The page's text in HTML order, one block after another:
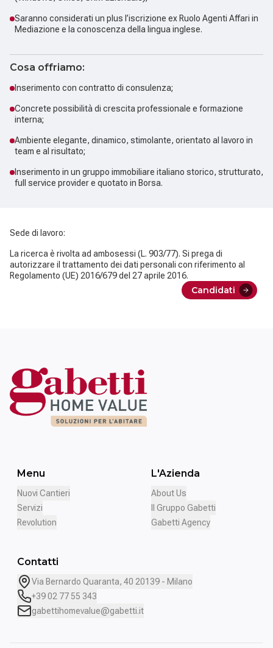
Saranno considerati un plus l’iscrizione ex Ruolo Agenti Affari in
Mediazione e la conoscenza della lingua inglese.
Cosa offriamo:
Inserimento con contratto di consulenza;
Concrete possibilità di crescita professionale e formazione
interna;
Ambiente elegante, dinamico, stimolante, orientato al lavoro in
team e al risultato;
Inserimento in un gruppo immobiliare italiano storico, strutturato,
full service provider e quotato in Borsa.
Sede di lavoro:
La ricerca è rivolta ad ambosessi (L. 903/77). Si prega di
autorizzare il trattamento dei dati personali con riferimento al
Regolamento (UE) 2016/679 del 27 aprile 2016.
Candidati
Menu
Nuovi Cantieri
Servizi
Revolution
L'Azienda
About Us
Il Gruppo Gabetti
Gabetti Agency
Contatti
Via Bernardo Quaranta, 40 20139 - Milano
+39 02 77 55 343
gabettihomevalue@gabetti.it